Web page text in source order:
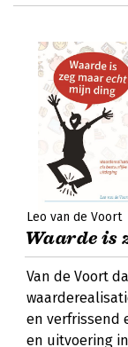
Leo van de Voort
Waarde is
Van de Voort
en verfrissend
en uitvoering